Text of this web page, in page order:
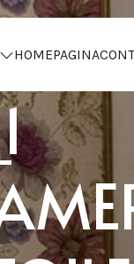
HOMEPAGINA